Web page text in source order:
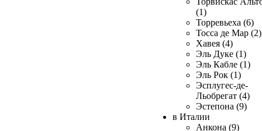
(1)
Торревьеха (6)
Тосса де Мар (2)
Хавея (4)
Эль Дуке (1)
Эль Кабле (1)
Эль Рок (1)
Эсплугес-де-
Льобрегат (4)
Эстепона (9)
в Италии
Анкона (9)